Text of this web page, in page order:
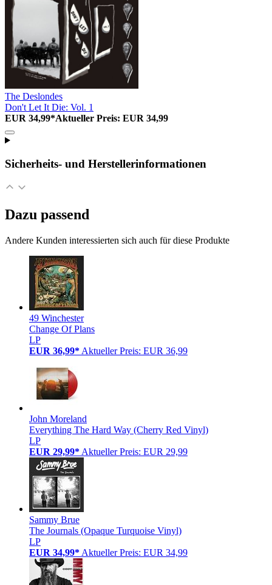
The Deslondes
Don't Let It Die: Vol. 1
EUR 34,99*Aktueller Preis: EUR 34,99
Sicherheits- und Herstellerinformationen
Dazu passend
Andere Kunden interessierten sich auch für diese Produkte
49 Winchester
Change Of Plans
LP
EUR 36,99* Aktueller Preis: EUR 36,99
John Moreland
Everything The Hard Way (Cherry Red Vinyl)
LP
EUR 29,99* Aktueller Preis: EUR 29,99
Sammy Brue
The Journals (Opaque Turquoise Vinyl)
LP
EUR 34,99* Aktueller Preis: EUR 34,99